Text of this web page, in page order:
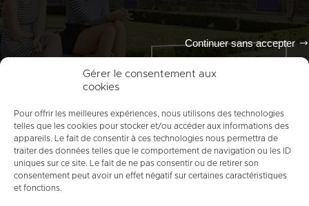
Gérer le consentement aux
cookies
Pour offrir les meilleures expériences, nous utilisons des technologies
telles que les cookies pour stocker et/ou accéder aux informations des
appareils. Le fait de consentir à ces technologies nous permettra de
traiter des données telles que le comportement de navigation ou les ID
uniques sur ce site. Le fait de ne pas consentir ou de retirer son
consentement peut avoir un effet négatif sur certaines caractéristiques
et fonctions.
Continuer sans accepter